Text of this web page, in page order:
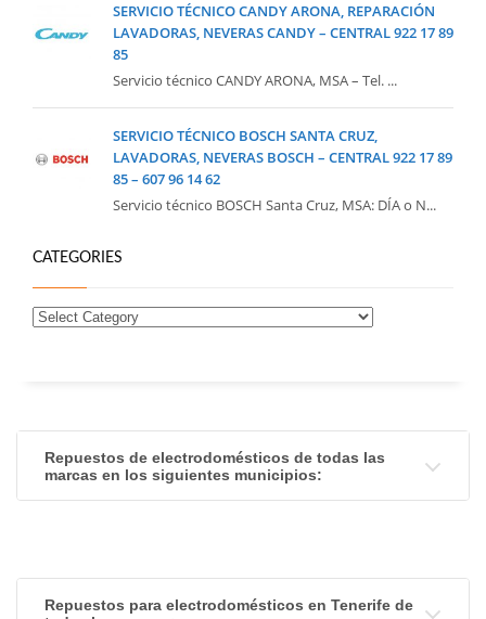
SERVICIO TÉCNICO CANDY ARONA, REPARACIÓN
LAVADORAS, NEVERAS CANDY – CENTRAL 922 17 89
85
Servicio técnico CANDY ARONA, MSA – Tel. ...
SERVICIO TÉCNICO BOSCH SANTA CRUZ,
LAVADORAS, NEVERAS BOSCH – CENTRAL 922 17 89
85 – 607 96 14 62
Servicio técnico BOSCH Santa Cruz, MSA: DÍA o N...
CATEGORIES
Repuestos de electrodomésticos de todas las
marcas en los siguientes municipios:
Repuestos para electrodomésticos en Tenerife de